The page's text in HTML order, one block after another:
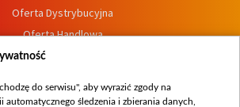
Oferta Dystrybucyjna
Oferta Handlowa
Dostępność
zgłoszeń wewnętrznych
do serwisu", aby wyrazić zgody na
automatycznego śledzenia i zbierania danych,